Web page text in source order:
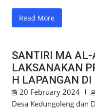
Read More
SANTIRI MA
LAKSANAKAN
H LAPANGAN DI
20 February 2024
Desa Kedungoleng dan